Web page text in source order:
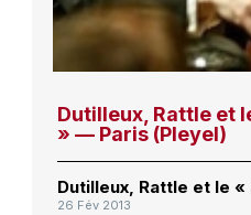
Dutilleux, Rattle et
» — Paris (Pleyel)
Dutilleux, Rattle et le
26 Fév 2013